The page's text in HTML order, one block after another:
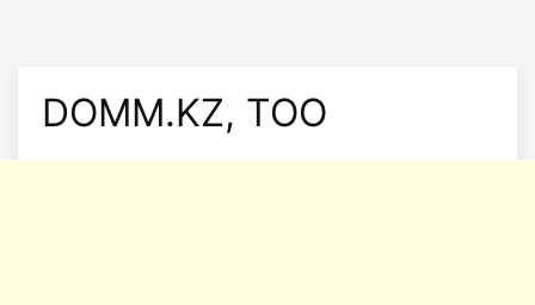
DOMM.KZ, ТОО